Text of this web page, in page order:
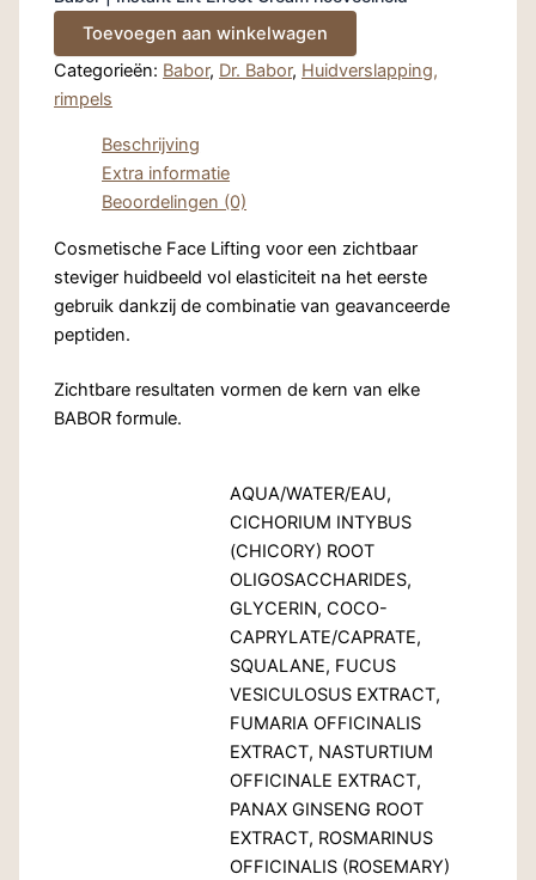
Toevoegen aan winkelwagen
Categorieën: Babor, Dr. Babor, Huidverslapping,
rimpels
Beschrijving
Extra informatie
Beoordelingen (0)
Cosmetische Face Lifting voor een zichtbaar
steviger huidbeeld vol elasticiteit na het eerste
gebruik dankzij de combinatie van geavanceerde
peptiden.
Zichtbare resultaten vormen de kern van elke
BABOR formule.
AQUA/WATER/EAU,
CICHORIUM INTYBUS
(CHICORY) ROOT
OLIGOSACCHARIDES,
GLYCERIN, COCO-
CAPRYLATE/CAPRATE,
SQUALANE, FUCUS
VESICULOSUS EXTRACT,
FUMARIA OFFICINALIS
EXTRACT, NASTURTIUM
OFFICINALE EXTRACT,
PANAX GINSENG ROOT
EXTRACT, ROSMARINUS
OFFICINALIS (ROSEMARY)